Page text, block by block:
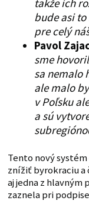
takže ich
bude asi
pre celý
Pavol
sme
sa nemalo
ale malo
v Poľsku
a sú
Tento nový
znížiť byrokraciu a
aj jedna z hlavným
zaznela pri